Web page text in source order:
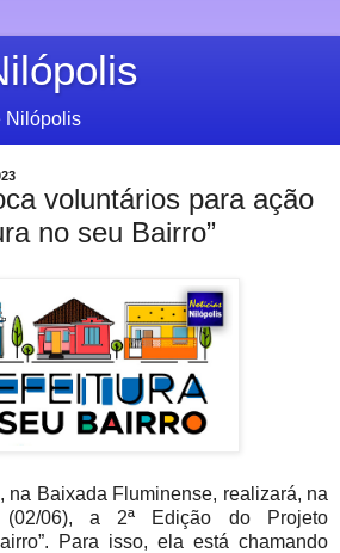
Nilópolis
voluntários para ação
no seu Bairro”
na Baixada Fluminense, realizará, na
(02/06), a 2ª Edição do Projeto
Para isso, ela está chamando